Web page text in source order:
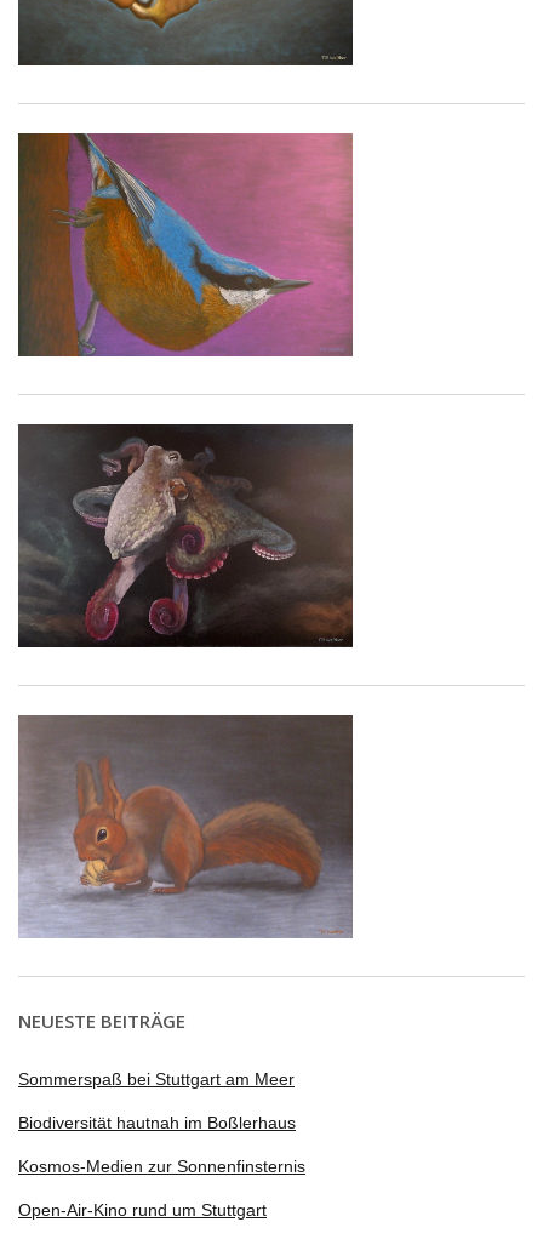
NEUESTE BEITRÄGE
Sommerspaß bei Stuttgart am Meer
Biodiversität hautnah im Boßlerhaus
Kosmos-Medien zur Sonnenfinsternis
Open-Air-Kino rund um Stuttgart